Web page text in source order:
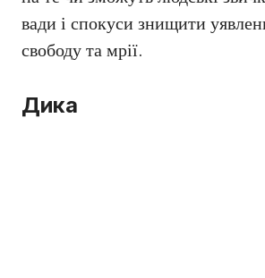
вади і спокуси знищити
свободу та мрії.
Дика